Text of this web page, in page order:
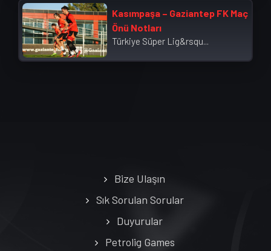
Kasımpaşa – Gaziantep FK Maç
Önü Notları
Türkiye Süper Lig&rsqu...
Bize Ulaşın
Sık Sorulan Sorular
Duyurular
Petrolig Games